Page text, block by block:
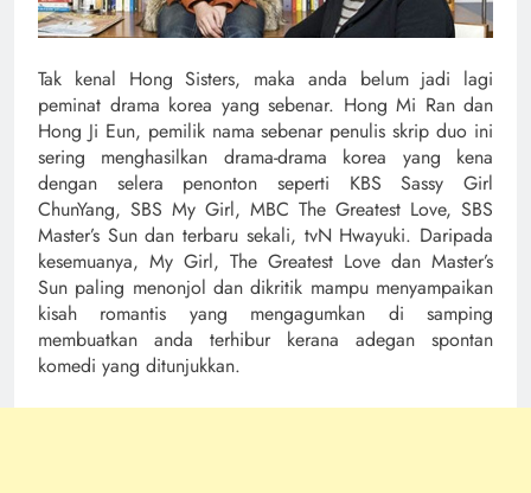
Tak kenal Hong Sisters, maka anda belum jadi lagi
peminat drama korea yang sebenar. Hong Mi Ran dan
Hong Ji Eun, pemilik nama sebenar penulis skrip duo ini
sering menghasilkan drama-drama korea yang kena
dengan selera penonton seperti KBS Sassy Girl
ChunYang, SBS My Girl, MBC The Greatest Love, SBS
Master’s Sun dan terbaru sekali, tvN Hwayuki. Daripada
kesemuanya, My Girl, The Greatest Love dan Master’s
Sun paling menonjol dan dikritik mampu menyampaikan
kisah romantis yang mengagumkan di samping
membuatkan anda terhibur kerana adegan spontan
komedi yang ditunjukkan.